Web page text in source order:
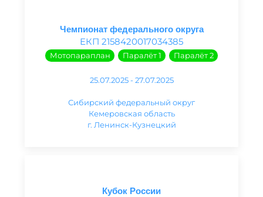
Чемпионат федерального округа
ЕКП 2158420017034385
Мотопараплан Паралёт 1 Паралёт 2
25.07.2025 - 27.07.2025
Сибирский федеральный округ
Кемеровская область
г. Ленинск-Кузнецкий
Кубок России